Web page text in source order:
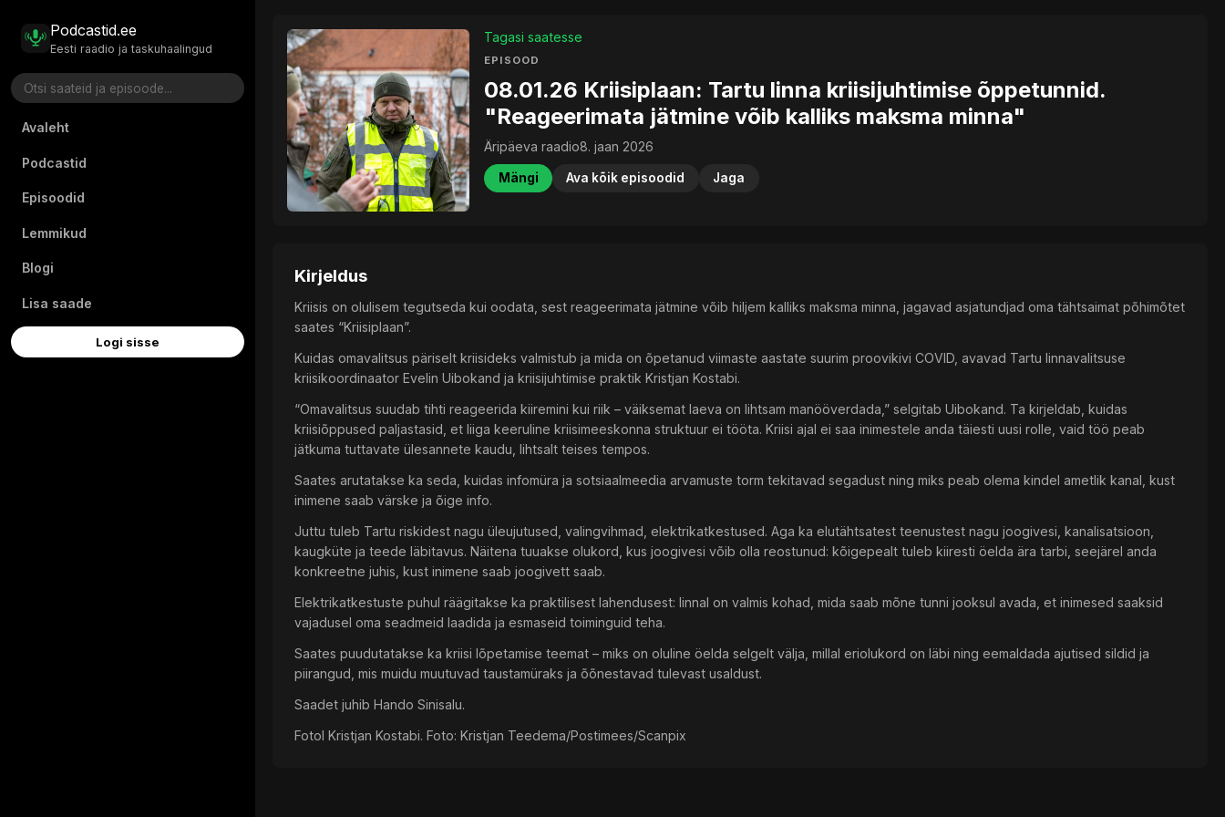
Podcastid.ee
Eesti raadio ja taskuhaalingud
Avaleht
Podcastid
Episoodid
Lemmikud
Blogi
Lisa saade
Logi sisse
Tagasi saatesse
EPISOOD
08.01.26 Kriisiplaan: Tartu linna kriisijuhtimise õppetunnid.
"Reageerimata jätmine võib kalliks maksma minna"
Äripäeva raadio8. jaan 2026
Mängi Ava kõik episoodid Jaga
Kirjeldus
Kriisis on olulisem tegutseda kui oodata, sest reageerimata jätmine võib hiljem kalliks maksma minna, jagavad asjatundjad oma tähtsaimat põhimõtet
saates “Kriisiplaan”.
Kuidas omavalitsus päriselt kriisideks valmistub ja mida on õpetanud viimaste aastate suurim proovikivi COVID, avavad Tartu linnavalitsuse
kriisikoordinaator Evelin Uibokand ja kriisijuhtimise praktik Kristjan Kostabi.
“Omavalitsus suudab tihti reageerida kiiremini kui riik – väiksemat laeva on lihtsam manööverdada,” selgitab Uibokand. Ta kirjeldab, kuidas
kriisiõppused paljastasid, et liiga keeruline kriisimeeskonna struktuur ei tööta. Kriisi ajal ei saa inimestele anda täiesti uusi rolle, vaid töö peab
jätkuma tuttavate ülesannete kaudu, lihtsalt teises tempos.
Saates arutatakse ka seda, kuidas infomüra ja sotsiaalmeedia arvamuste torm tekitavad segadust ning miks peab olema kindel ametlik kanal, kust
inimene saab värske ja õige info.
Juttu tuleb Tartu riskidest nagu üleujutused, valingvihmad, elektrikatkestused. Aga ka elutähtsatest teenustest nagu joogivesi, kanalisatsioon,
kaugküte ja teede läbitavus. Näitena tuuakse olukord, kus joogivesi võib olla reostunud: kõigepealt tuleb kiiresti öelda ära tarbi, seejärel anda
konkreetne juhis, kust inimene saab joogivett saab.
Elektrikatkestuste puhul räägitakse ka praktilisest lahendusest: linnal on valmis kohad, mida saab mõne tunni jooksul avada, et inimesed saaksid
vajadusel oma seadmeid laadida ja esmaseid toiminguid teha.
Saates puudutatakse ka kriisi lõpetamise teemat – miks on oluline öelda selgelt välja, millal eriolukord on läbi ning eemaldada ajutised sildid ja
piirangud, mis muidu muutuvad taustamüraks ja õõnestavad tulevast usaldust.
Saadet juhib Hando Sinisalu.
Fotol Kristjan Kostabi. Foto: Kristjan Teedema/Postimees/Scanpix